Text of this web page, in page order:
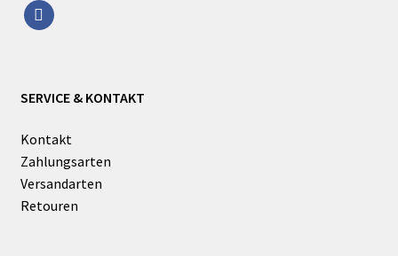
facebook
SERVICE & KONTAKT
Kontakt
Zahlungsarten
Versandarten
Retouren